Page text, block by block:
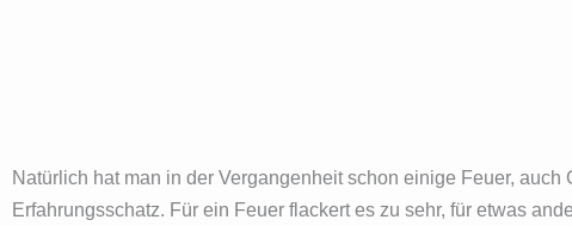
Natürlich hat man in der Vergangenheit schon einige Feuer,
Erfahrungsschatz. Für ein Feuer flackert es zu sehr, für etwas